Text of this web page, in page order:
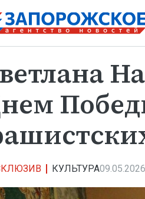
КУЛЬТУРА